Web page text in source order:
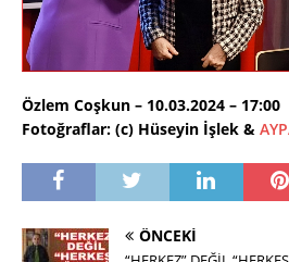
Özlem Coşkun – 10.03.2024 – 17:00
Fotoğraflar: (c) Hüseyin İşlek &
ÖNCEKI